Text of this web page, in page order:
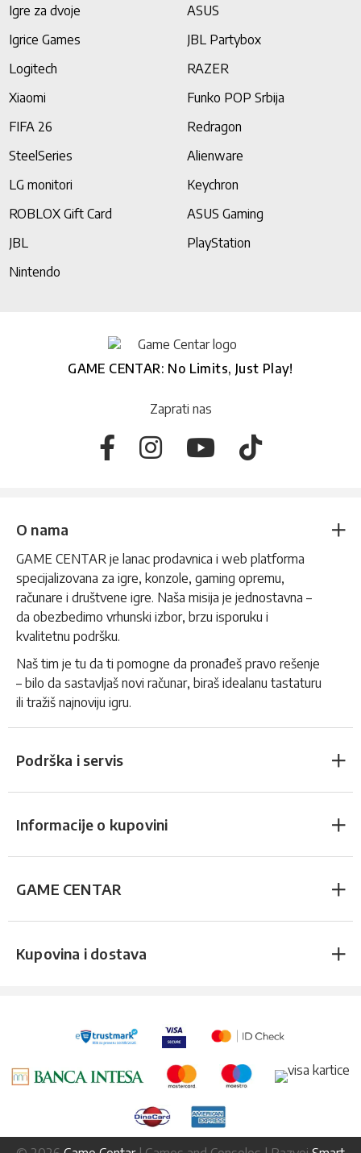
Igre za dvoje
ASUS
Igrice Games
JBL Partybox
Logitech
RAZER
Xiaomi
Funko POP Srbija
FIFA 26
Redragon
SteelSeries
Alienware
LG monitori
Keychron
ROBLOX Gift Card
ASUS Gaming
JBL
PlayStation
Nintendo
GAME CENTAR: No Limits, Just Play!
Zaprati nas
O nama
GAME CENTAR je lanac prodavnica i web platforma
specijalizovana za igre, konzole, gaming opremu,
računare i društvene igre. Naša misija je jednostavna –
da obezbedimo vrhunski izbor, brzu isporuku i
kvalitetnu podršku.
Naš tim je tu da ti pomogne da pronađeš pravo rešenje
– bilo da sastavljaš novi računar, biraš idealanu tastaturu
ili tražiš najnoviju igru.
Podrška i servis
Informacije o kupovini
GAME CENTAR
Kupovina i dostava